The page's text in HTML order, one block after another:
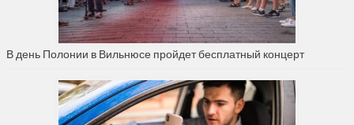
В день Полонии в Вильнюсе пройдет бесплатный концерт